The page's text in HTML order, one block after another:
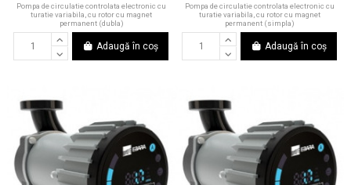
Pompa de circulatie controlata electronic cu
turatie variabila, cu rotor cu magnet
permanent (dubla)
Adaugă în coș
Pompa de circulatie controlata electronic cu
turatie variabila, cu rotor cu magnet
permanent (simpla)
Adaugă în coș